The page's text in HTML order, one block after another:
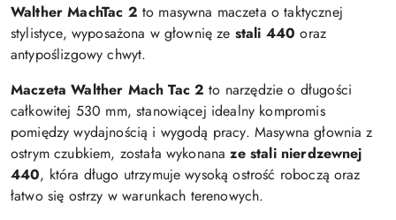
Walther MachTac 2 to masywna maczeta o taktycznej
stylistyce, wyposażona w głownię ze stali 440 oraz
antypoślizgowy chwyt.
Maczeta Walther Mach Tac 2 to narzędzie o długości
całkowitej 530 mm, stanowiącej idealny kompromis
pomiędzy wydajnością i wygodą pracy. Masywna głownia z
ostrym czubkiem, została wykonana ze stali nierdzewnej
440, która długo utrzymuje wysoką ostrość roboczą oraz
łatwo się ostrzy w warunkach terenowych.